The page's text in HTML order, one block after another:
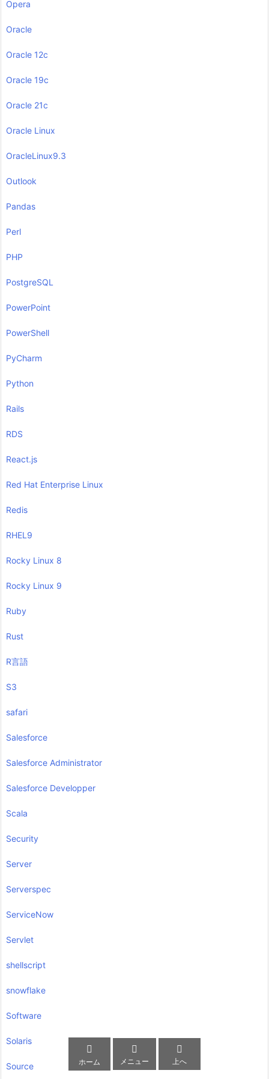
Opera
Oracle
Oracle 12c
Oracle 19c
Oracle 21c
Oracle Linux
OracleLinux9.3
Outlook
Pandas
Perl
PHP
PostgreSQL
PowerPoint
PowerShell
PyCharm
Python
Rails
RDS
React.js
Red Hat Enterprise Linux
Redis
RHEL9
Rocky Linux 8
Rocky Linux 9
Ruby
Rust
R言語
S3
safari
Salesforce
Salesforce Administrator
Salesforce Developper
Scala
Security
Server
Serverspec
ServiceNow
Servlet
shellscript
snowflake
Software
Solaris
Source

ホーム

メニュー

上へ